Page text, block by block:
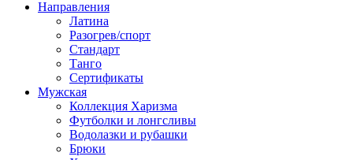
Направления
Латина
Разогрев/спорт
Стандарт
Танго
Сертификаты
Мужская
Коллекция Харизма
Футболки и лонгсливы
Водолазки и рубашки
Брюки